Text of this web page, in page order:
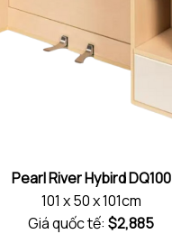
Pearl River Hybird DQ100
101 x 50 x 101cm
Giá quốc tế: $2,885